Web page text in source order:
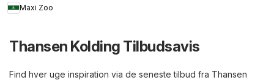
Maxi Zoo
Thansen Kolding Tilbudsavis
Find hver uge inspiration via de seneste tilbud fra Thansen